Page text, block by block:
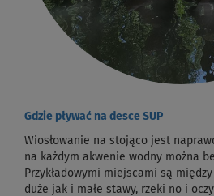
Gdzie pływać na desce SUP
Wiosłowanie na stojąco jest
na każdym akwenie wodny można
Przykładowymi miejscami są
duże jak i małe stawy, rzeki no i